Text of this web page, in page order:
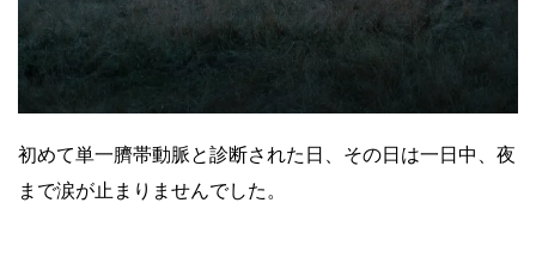
初めて単一臍帯動脈と診断された日、その日は一日中、夜
まで涙が止まりませんでした。